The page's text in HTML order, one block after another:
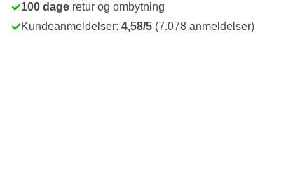
100 dage retur og ombytning
Kundeanmeldelser: 4,58/5 (7.078 anmeldelser)